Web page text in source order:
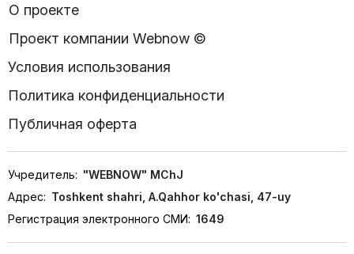
О проекте
Проект компании Webnow ©
Условия использования
Политика конфиденциальности
Публичная оферта
Учредитель: "WEBNOW" MChJ
Адрес: Toshkent shahri, A.Qahhor ko'chasi, 47-uy
Регистрация электронного СМИ: 1649